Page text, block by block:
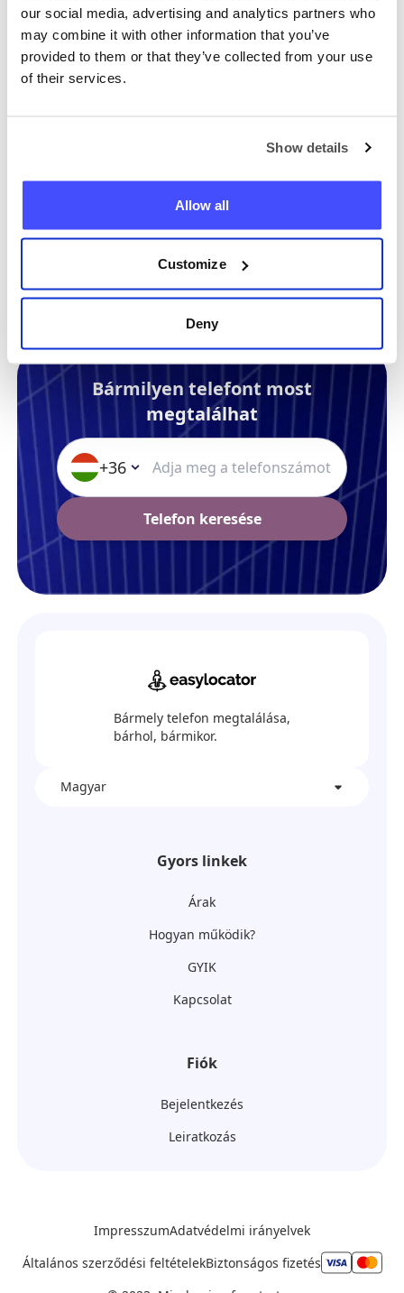
our social media, advertising and analytics partners who
may combine it with other information that you’ve
provided to them or that they’ve collected from your use
of their services.
Show details
Allow all
Customize
Deny
Biztonságosak az adataim?
Hogyan mondhatom le a
Még mindig van kérdésed?
A csapatunk itt van, segítünk, kérdezz
tőlünk bármit.
Lépjen kapcsolatba
Bármilyen telefont most
megtalálhat
+36
Telefon keresése
Bármely telefon megtalálása,
bárhol, bármikor.
Magyar
Gyors linkek
Árak
Hogyan működik?
GYIK
Kapcsolat
Fiók
Bejelentkezés
Leiratkozás
ImpresszumAdatvédelmi irányelvek
Általános szerződési feltételekBiztonságos fizetés